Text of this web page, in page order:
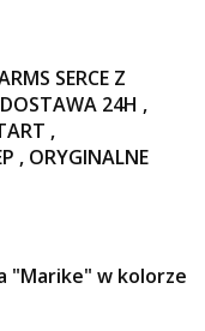
SERCE Z
24H ,
,
, ORYGINALNE
"Marike" w kolorze